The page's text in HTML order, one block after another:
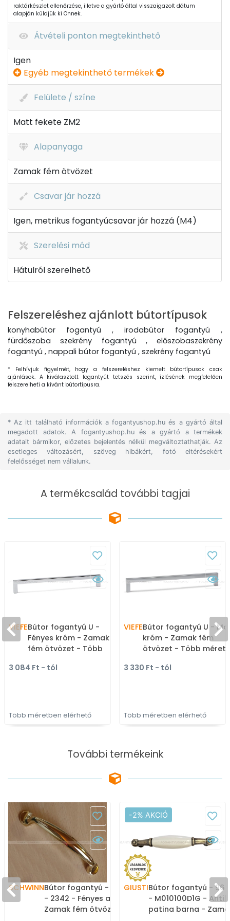
raktárkészlet ellenőrzése, illetve a gyártó által visszaigazolt dátum
alapján küldjük ki Önnek.
Átvételi ponton megtekinthető
Igen
Egyéb megtekinthető termékek
Felülete / színe
Matt fekete ZM2
Alapanyaga
Zamak fém ötvözet
Csavar jár hozzá
Igen, metrikus fogantyúcsavar jár hozzá (M4)
Szerelési mód
Hátulról szerelhető
Felszereléshez ajánlott bútortípusok
konyhabútor fogantyú , irodabútor fogantyú ,
fürdőszoba szekrény fogantyú , előszobaszekrény
fogantyú , nappali bútor fogantyú , szekrény fogantyú
* Felhívjuk figyelmét, hogy a felszereléshez kiemelt bútortípusok csak
ajánlások. A kiválasztott fogantyút tetszés szerint, ízlésének megfelelően
felszerelheti a kívánt bútortípusra.
* Az itt található információk a fogantyushop.hu és a gyártó által
megadott adatok. A fogantyushop.hu és a gyártó a termékek
adatait bármikor, előzetes bejelentés nélkül megváltoztathatják. Az
esetleges változásért, szöveg hibákért, fotó eltérésekért
felelősséget nem vállalunk.
A termékcsalád további tagjai
VIEFEBútor fogantyú U -
Fényes króm - Zamak
fém ötvözet - Több
bútorfogantyú
3 084 Ft - tól
Több méretben elérhető
VIEFEBútor fogantyú U -
króm - Zamak fém
ötvözet - Több
bútorfogantyú
3 330 Ft - tól
Több méretben elérhető
További termékeink
SCHWINNBútor fogantyú - 96 mm
- 2342 - Fényes arany -
Zamak fém ötvözet - Egy
-2% AKCIÓ
GIUSTIBútor fogantyú - 96
- M010100D1G - Antik
patina barna -